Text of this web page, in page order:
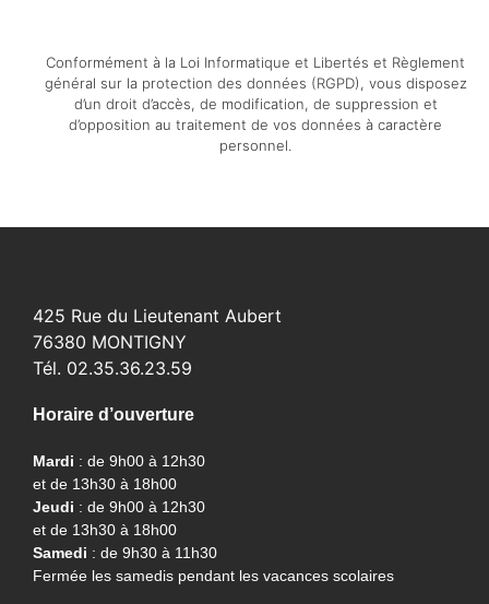
Conformément à la Loi Informatique et Libertés et Règlement
général sur la protection des données (RGPD), vous disposez
d’un droit d’accès, de modification, de suppression et
d’opposition au traitement de vos données à caractère
personnel.
425 Rue du Lieutenant Aubert
76380 MONTIGNY
Tél. 02.35.36.23.59
Horaire d’ouverture
Mardi : de 9h00 à 12h30
et de 13h30 à 18h00
Jeudi : de 9h00 à 12h30
et de 13h30 à 18h00
Samedi : de 9h30 à 11h30
Fermée les samedis pendant les vacances scolaires